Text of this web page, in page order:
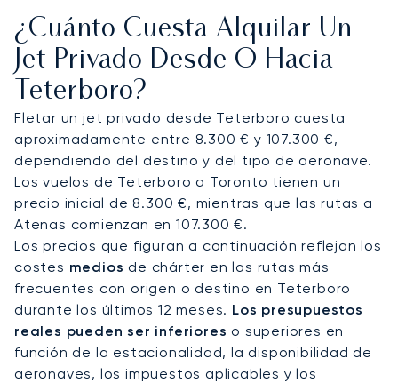
contratar un jet privado hacia o desde Teterboro
con facilidad, aprovechando excelentes ofertas y
programas de fidelización diseñados para los
clientes.
¿Cuánto Cuesta Alquilar Un
Jet Privado Desde O Hacia
Teterboro?
Fletar un jet privado desde Teterboro cuesta
aproximadamente entre 8.300 € y 107.300 €,
dependiendo del destino y del tipo de aeronave.
Los vuelos de Teterboro a Toronto tienen un
precio inicial de 8.300 €, mientras que las rutas a
Atenas comienzan en 107.300 €.
Los precios que figuran a continuación reflejan los
costes medios de chárter en las rutas más
frecuentes con origen o destino en Teterboro
durante los últimos 12 meses. Los presupuestos
reales pueden ser inferiores o superiores en
función de la estacionalidad, la disponibilidad de
aeronaves, los impuestos aplicables y los